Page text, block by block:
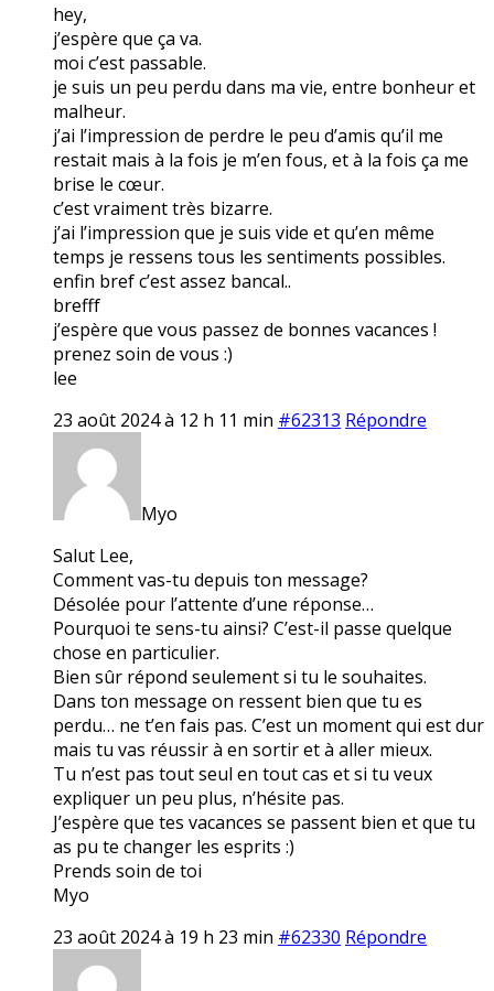
hey,
j’espère que ça va.
moi c’est passable.
je suis un peu perdu dans ma vie, entre bonheur et
malheur.
j’ai l’impression de perdre le peu d’amis qu’il me
restait mais à la fois je m’en fous, et à la fois ça me
brise le cœur.
c’est vraiment très bizarre.
j’ai l’impression que je suis vide et qu’en même
temps je ressens tous les sentiments possibles.
enfin bref c’est assez bancal..
brefff
j’espère que vous passez de bonnes vacances !
prenez soin de vous :)
lee
23 août 2024 à 12 h 11 min #62313 Répondre
Myo
Salut Lee,
Comment vas-tu depuis ton message?
Désolée pour l’attente d’une réponse…
Pourquoi te sens-tu ainsi? C’est-il passe quelque
chose en particulier.
Bien sûr répond seulement si tu le souhaites.
Dans ton message on ressent bien que tu es
perdu… ne t’en fais pas. C’est un moment qui est dur
mais tu vas réussir à en sortir et à aller mieux.
Tu n’est pas tout seul en tout cas et si tu veux
expliquer un peu plus, n’hésite pas.
J’espère que tes vacances se passent bien et que tu
as pu te changer les esprits :)
Prends soin de toi
Myo
23 août 2024 à 19 h 23 min #62330 Répondre